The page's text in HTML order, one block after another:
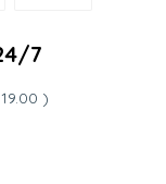
7
)